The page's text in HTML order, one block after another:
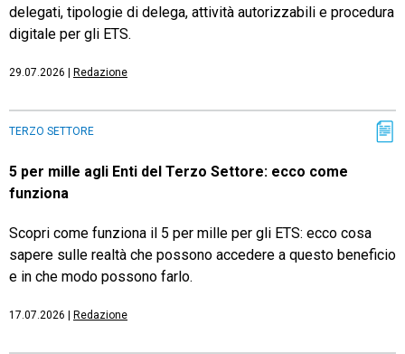
delegati, tipologie di delega, attività autorizzabili e procedura
digitale per gli ETS.
29.07.2026 Redazione
TERZO SETTORE
5 per mille agli Enti del Terzo Settore: ecco come
funziona
Scopri come funziona il 5 per mille per gli ETS: ecco cosa
sapere sulle realtà che possono accedere a questo beneficio
e in che modo possono farlo.
17.07.2026 Redazione